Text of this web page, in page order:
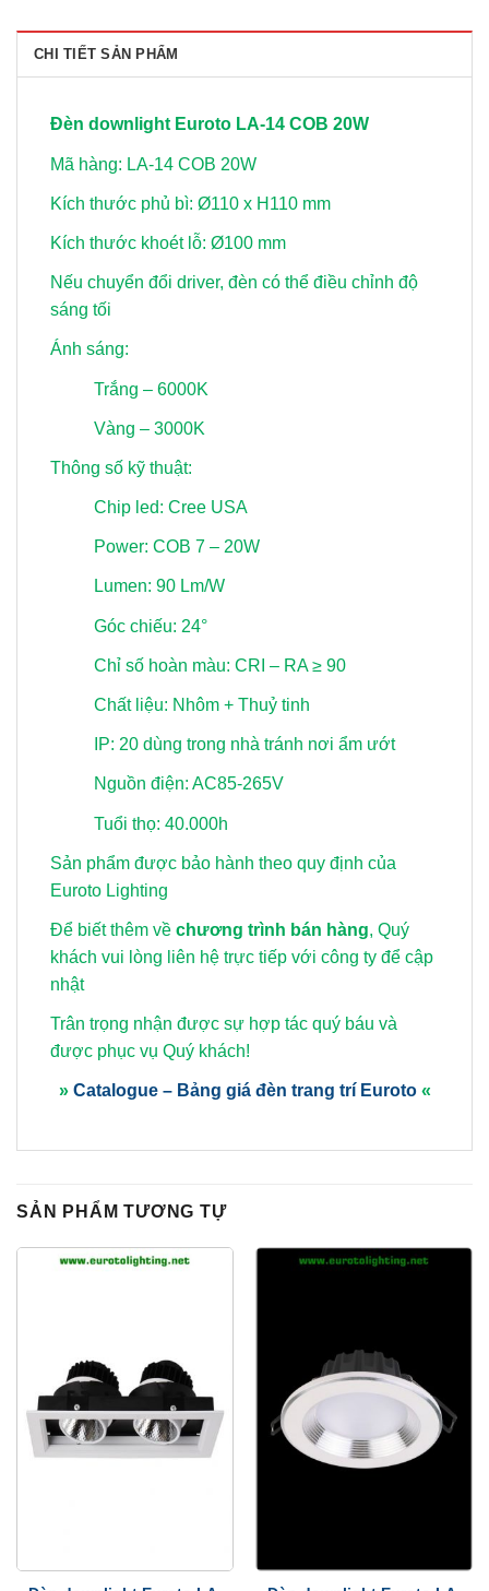
CHI TIẾT SẢN PHẨM
Đèn downlight Euroto LA-14 COB 20W
Mã hàng: LA-14 COB 20W
Kích thước phủ bì: Ø110 x H110 mm
Kích thước khoét lỗ: Ø100 mm
Nếu chuyển đổi driver, đèn có thể điều chỉnh độ
sáng tối
Ánh sáng:
Trắng – 6000K
Vàng – 3000K
Thông số kỹ thuật:
Chip led: Cree USA
Power: COB 7 – 20W
Lumen: 90 Lm/W
Góc chiếu: 24°
Chỉ số hoàn màu: CRI – RA ≥ 90
Chất liệu: Nhôm + Thuỷ tinh
IP: 20 dùng trong nhà tránh nơi ẩm ướt
Nguồn điện: AC85-265V
Tuổi thọ: 40.000h
Sản phẩm được bảo hành theo quy định của
Euroto Lighting
Để biết thêm về chương trình bán hàng, Quý
khách vui lòng liên hệ trực tiếp với công ty để cập
nhật
Trân trọng nhận được sự hợp tác quý báu và
được phục vụ Quý khách!
» Catalogue – Bảng giá đèn trang trí Euroto «
SẢN PHẨM TƯƠNG TỰ